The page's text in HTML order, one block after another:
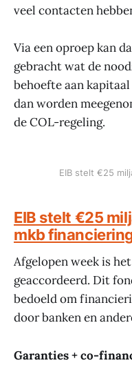
veel contacten
Via een oproep kan
gebracht wat de
behoefte aan
dan worden
de COL-regeling.
EIB stelt €25
EIB stelt €25
mkb
Afgelopen week is het
geaccordeerd. Dit
bedoeld om
door banken en
Garanties + co-